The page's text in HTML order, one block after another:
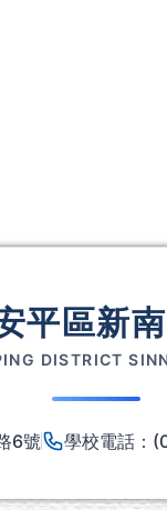
平區新
DISTRICT
6號 學校電話：